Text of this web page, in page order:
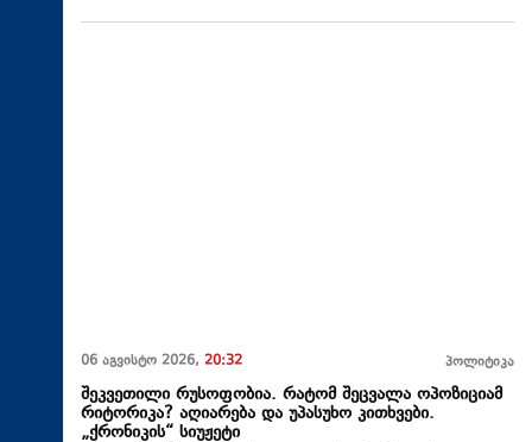
06 აგვისტო 2026, 20:32 პოლიტიკა
შეკვეთილი რუსოფობია. რატომ შეცვალა ოპოზიციამ
რიტორიკა? აღიარება და უპასუხო კითხვები.
„ქრონიკის“ სიუჟეტი